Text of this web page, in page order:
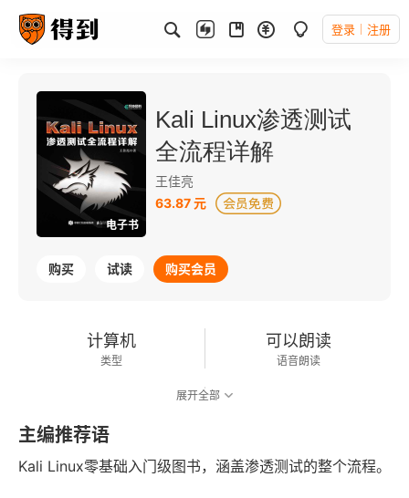
登录 注册
电子书
Kali Linux渗透测试
全流程详解
王佳亮
63.87 元
购买 试读 购买会员
计算机
类型
可以朗读
语音朗读
展开全部
主编推荐语
Kali Linux零基础入门级图书，涵盖渗透测试的整个流程。